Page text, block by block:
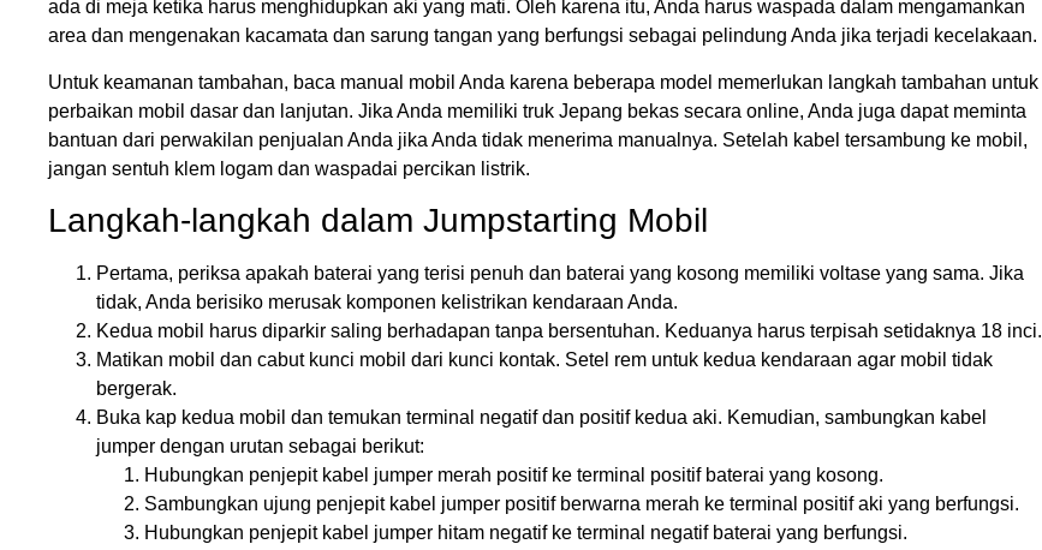
ada di meja ketika harus menghidupkan aki yang mati. Oleh karena itu, Anda harus waspada dalam mengamankan
area dan mengenakan kacamata dan sarung tangan yang berfungsi sebagai pelindung Anda jika terjadi kecelakaan.
Untuk keamanan tambahan, baca manual mobil Anda karena beberapa model memerlukan langkah tambahan untuk
perbaikan mobil dasar dan lanjutan. Jika Anda memiliki truk Jepang bekas secara online, Anda juga dapat meminta
bantuan dari perwakilan penjualan Anda jika Anda tidak menerima manualnya. Setelah kabel tersambung ke mobil,
jangan sentuh klem logam dan waspadai percikan listrik.
Langkah-langkah dalam Jumpstarting Mobil
Pertama, periksa apakah baterai yang terisi penuh dan baterai yang kosong memiliki voltase yang sama. Jika
tidak, Anda berisiko merusak komponen kelistrikan kendaraan Anda.
Kedua mobil harus diparkir saling berhadapan tanpa bersentuhan. Keduanya harus terpisah setidaknya 18 inci.
Matikan mobil dan cabut kunci mobil dari kunci kontak. Setel rem untuk kedua kendaraan agar mobil tidak
bergerak.
Buka kap kedua mobil dan temukan terminal negatif dan positif kedua aki. Kemudian, sambungkan kabel
jumper dengan urutan sebagai berikut:
Hubungkan penjepit kabel jumper merah positif ke terminal positif baterai yang kosong.
Sambungkan ujung penjepit kabel jumper positif berwarna merah ke terminal positif aki yang berfungsi.
Hubungkan penjepit kabel jumper hitam negatif ke terminal negatif baterai yang berfungsi.